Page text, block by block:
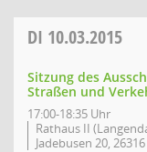
DI 10.03.2015
Sitzung des
Straßen und
17:00-18:35 Uhr
Rathaus II
Jadebusen 20,